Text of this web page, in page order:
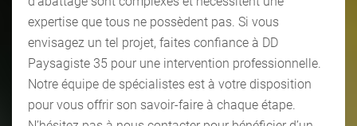
expertise que tous ne possèdent pas. Si vous
envisagez un tel projet, faites confiance à DD
Paysagiste 35 pour une intervention professionnelle.
Notre équipe de spécialistes est à votre disposition
pour vous offrir son savoir-faire à chaque étape.